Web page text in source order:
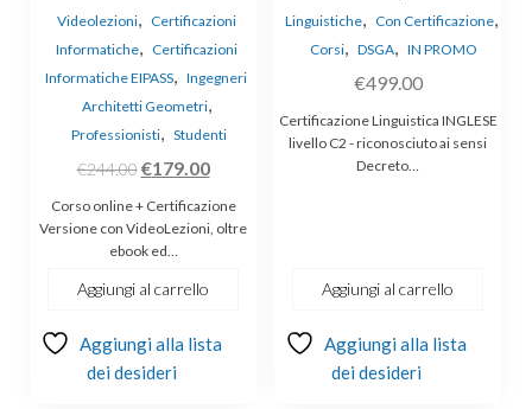
Videolezioni, Certificazioni
Informatiche, Certificazioni
Informatiche EIPASS, Ingegneri
Architetti Geometri,
Professionisti, Studenti
€244.00 Il
prezzo
originale
era:
€244.00.
€179.00Il
prezzo
attuale
Corso online + Certificazione
Versione con VideoLezioni, oltre
ebook ed…
Aggiungi al carrello
Aggiungi alla lista
dei desideri
Linguistiche, Con Certificazione,
Corsi, DSGA, IN PROMO
€499.00
Certificazione Linguistica INGLESE
livello C2 - riconosciuto ai sensi
Decreto…
Aggiungi al carrello
Aggiungi alla lista
dei desideri